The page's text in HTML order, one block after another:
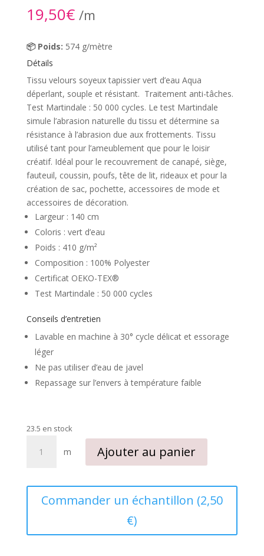
19,50€ /m
📦 Poids: 574 g/mètre
Détails
Tissu velours soyeux tapissier vert d’eau Aqua
déperlant, souple et résistant. Traitement anti-tâches.
Test Martindale : 50 000 cycles. Le test Martindale
simule l’abrasion naturelle du tissu et détermine sa
résistance à l’abrasion due aux frottements. Tissu
utilisé tant pour l’ameublement que pour le loisir
créatif. Idéal pour le recouvrement de canapé, siège,
fauteuil, coussin, poufs, tête de lit, rideaux et pour la
création de sac, pochette, accessoires de mode et
accessoires de décoration.
Largeur : 140 cm
Coloris : vert d’eau
Poids : 410 g/m²
Composition : 100% Polyester
Certificat OEKO-TEX®
Test Martindale : 50 000 cycles
Conseils d’entretien
Lavable en machine à 30° cycle délicat et essorage
léger
Ne pas utiliser d’eau de javel
Repassage sur l’envers à température faible
23.5 en stock
"Baroque"
Aqua
m Ajouter au panier
Commander un échantillon (2,50
€)